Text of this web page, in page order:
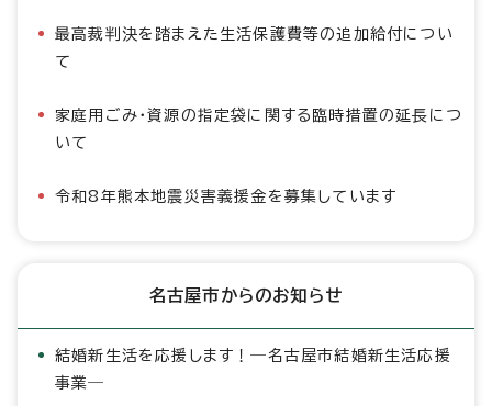
最高裁判決を踏まえた生活保護費等の追加給付につい
て
家庭用ごみ・資源の指定袋に関する臨時措置の延長につ
いて
令和8年熊本地震災害義援金を募集しています
名古屋市からのお知らせ
結婚新生活を応援します！―名古屋市結婚新生活応援
事業―